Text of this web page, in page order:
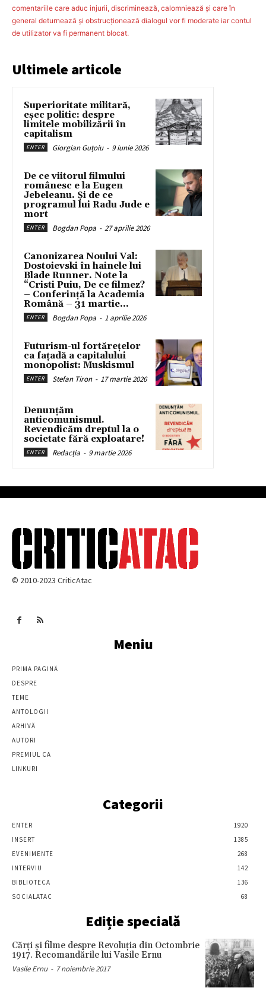
comentariile care aduc injurii, discriminează, calomniează şi care în
general deturnează şi obstrucţionează dialogul vor fi moderate iar contul
de utilizator va fi permanent blocat.
Ultimele articole
Superioritate militară,
eșec politic: despre
limitele mobilizării în
capitalism
ENTER Giorgian Guțoiu - 9 iunie 2026
De ce viitorul filmului
românesc e la Eugen
Jebeleanu. Și de ce
programul lui Radu Jude e
mort
ENTER Bogdan Popa - 27 aprilie 2026
Canonizarea Noului Val:
Dostoievski în hainele lui
Blade Runner. Note la
“Cristi Puiu, De ce filmez?
– Conferință la Academia
Română – 31 martie...
ENTER Bogdan Popa - 1 aprilie 2026
Futurism-ul fortărețelor
ca fațadă a capitalului
monopolist: Muskismul
ENTER Stefan Tiron - 17 martie 2026
Denunțăm
anticomunismul.
Revendicăm dreptul la o
societate fără exploatare!
ENTER Redacția - 9 martie 2026
© 2010-2023 CriticAtac
Meniu
PRIMA PAGINĂ
DESPRE
TEME
ANTOLOGII
ARHIVĂ
AUTORI
PREMIUL CA
LINKURI
Categorii
ENTER
1920
INSERT
1385
EVENIMENTE
268
INTERVIU
142
BIBLIOTECA
136
SOCIALATAC
68
Ediție specială
Cărţi şi filme despre Revoluţia din Octombrie
1917. Recomandările lui Vasile Ernu
Vasile Ernu - 7 noiembrie 2017